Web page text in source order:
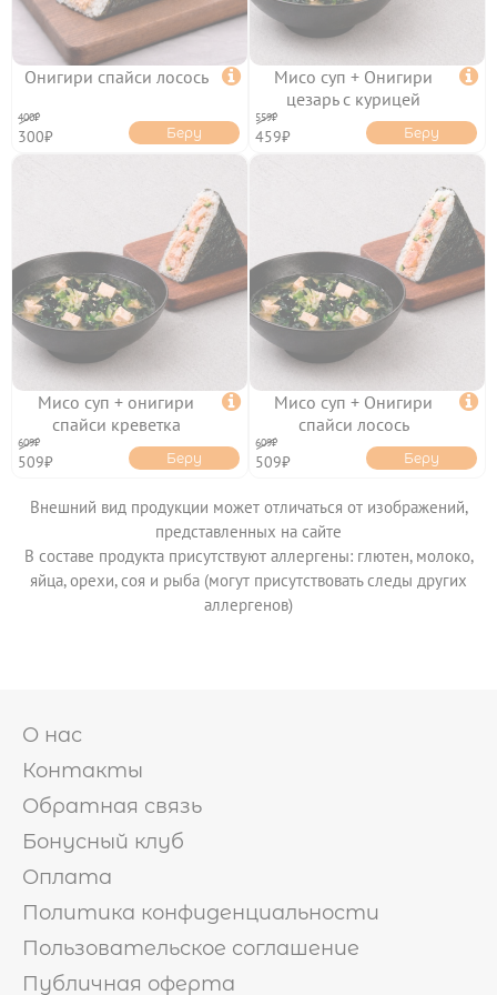
ОНИГИРИ
НАПИТКИ
ОТЗЫВЫ
КОНТАКТЫ
ЛИЧНЫЙ КАБИНЕТ
АКЦИИ
ПОЛИТИКА
ПОЛЬЗОВАТЕЛЬСКОЕ
СОГЛАШЕНИЕ
ПУБЛИЧНАЯ ОФЕРТА
Онигири спайси лосось 
400₽
300₽ Беру
Мисо суп + Онигири
цезарь с курицей

559₽
459₽ Беру
Мисо суп + онигири
спайси креветка

609₽
509₽ Беру
Мисо суп + Онигири
спайси лосось

609₽
509₽ Беру
Внешний вид продукции может отличаться от изображений,
представленных на сайте
В составе продукта присутствуют аллергены: глютен, молоко,
яйца, орехи, соя и рыба (могут присутствовать следы других
аллергенов)
О нас
Контакты
Обратная связь
Бонусный клуб
Оплата
Политика конфиденциальности
Пользовательское соглашение
Публичная оферта